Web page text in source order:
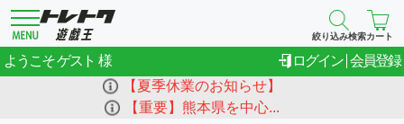
絞り込み検索カート
ようこそゲスト ログイン 会員登録
【夏季休業のお知らせ】
【重要】熊本県を中心...